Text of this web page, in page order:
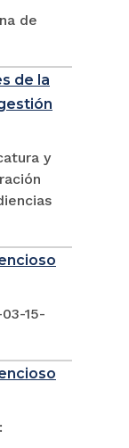
de
de la
y
15-